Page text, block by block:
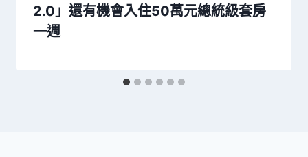
2.0」還有機會入住50萬元總統級套房
一週